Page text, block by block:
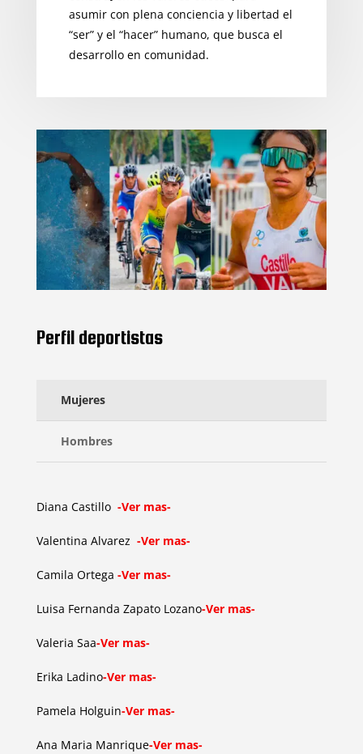
asumir con plena conciencia y libertad el
“ser” y el “hacer” humano, que busca el
desarrollo en comunidad.
Perfil deportistas
Mujeres
Hombres
Diana Castillo -Ver mas-
Valentina Alvarez -Ver mas-
Camila Ortega -Ver mas-
Luisa Fernanda Zapato Lozano-Ver mas-
Valeria Saa-Ver mas-
Erika Ladino-Ver mas-
Pamela Holguin-Ver mas-
Ana Maria Manrique-Ver mas-